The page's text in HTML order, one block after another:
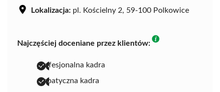
Lokalizacja: pl. Kościelny 2, 59-100 Polkowice
Najczęściej doceniane przez klientów:
profesjonalna kadra
empatyczna kadra